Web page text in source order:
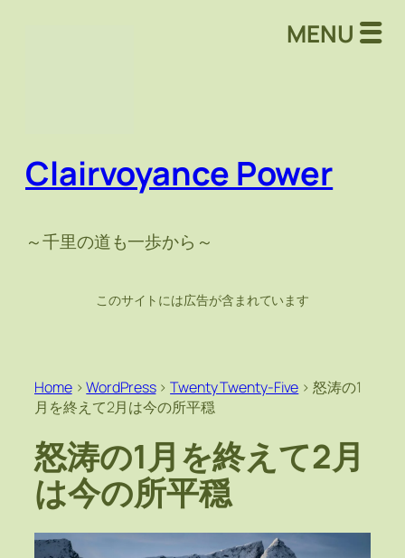
Clairvoyance Power
～千里の道も一歩から～
このサイトには広告が含まれています
Home>WordPress>Twenty Twenty-Five >怒涛の1
月を終えて2月は今の所平穏
怒涛の1月を終えて2月
は今の所平穏
MENU